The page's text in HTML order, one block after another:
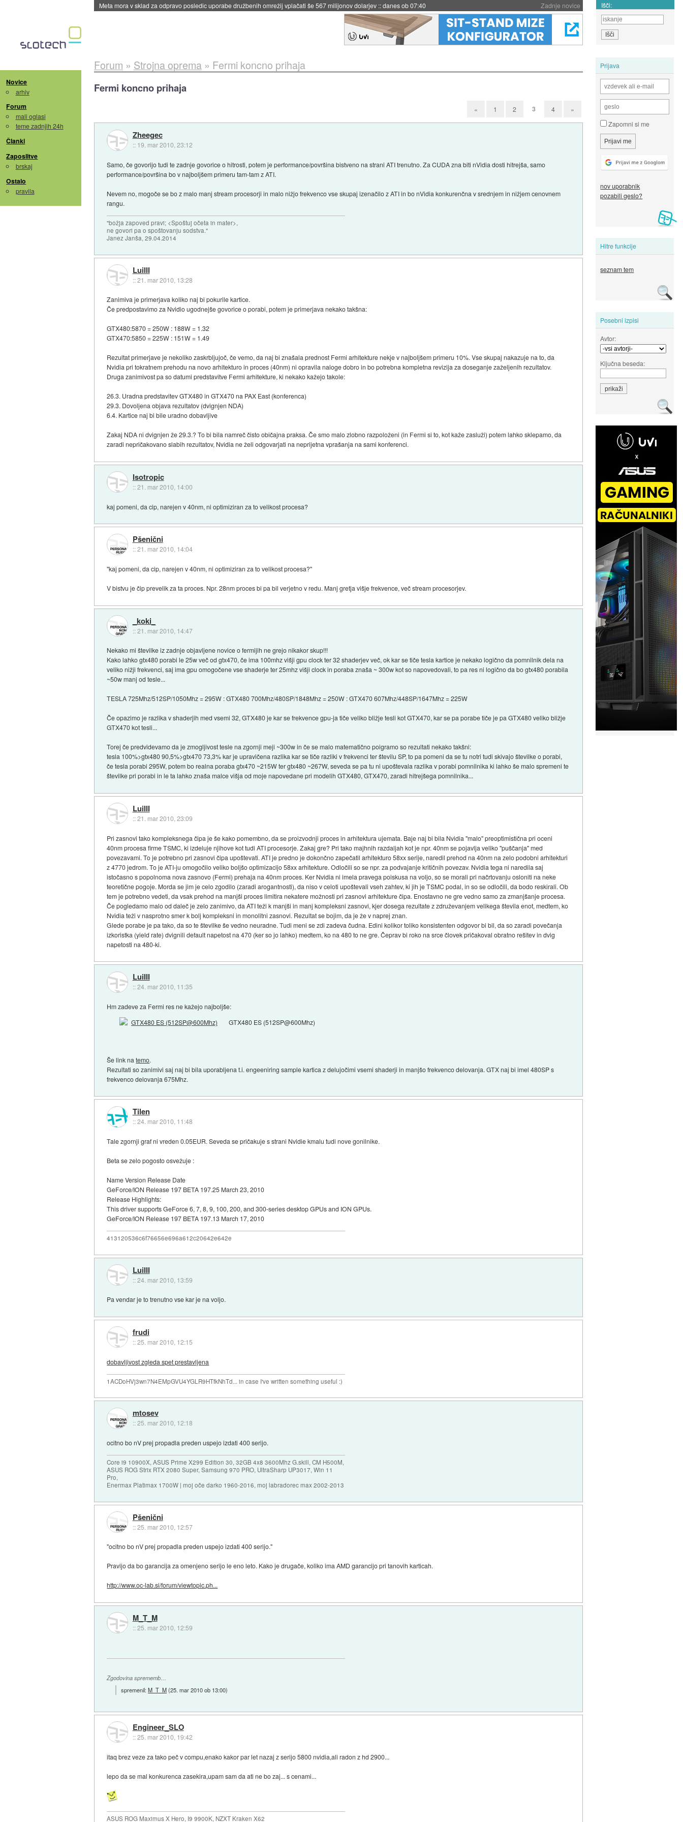
Zadnje novice
ByteDance trenira največji model umetne inteligence doslej::včeraj ob 21:37 Išči:
Novice
arhiv
Forum
mali oglasi
teme zadnjih 24h
Članki
Zaposlitve
brskaj
Ostalo
pravila
Prijava
Zapomni si me
nov uporabnik
pozabili geslo?
Hitre funkcije
seznam tem
Posebni izpisi
Avtor:
Ključna beseda:
Forum » Strojna oprema» Fermi koncno prihaja
Fermi koncno prihaja
« 1 2 3 4 »
Zheegec
:: 19. mar 2010, 23:12
Samo, če govorijo tudi te zadnje govorice o hitrosti, potem je performance/površina bistveno na strani ATI trenutno. Za CUDA zna biti nVidia dosti hitrejša, samo
performance/površina bo v najboljšem primeru tam-tam z ATI.
Nevem no, mogoče se bo z malo manj stream procesorji in malo nižjo frekvenco vse skupaj izenačilo z ATI in bo nVidia konkurenčna v srednjem in nižjem cenovnem
rangu.
"božja zapoved pravi; <Spoštuj očeta in mater>,
ne govori pa o spoštovanju sodstva."
Janez Janša, 29.04.2014
LuiIII
::21. mar 2010, 13:28
Zanimiva je primerjava koliko naj bi pokurile kartice.
Če predpostavimo za Nvidio ugodnejše govorice o porabi, potem je primerjava nekako takšna:
GTX480:5870 = 250W : 188W = 1.32
GTX470:5850 = 225W : 151W = 1.49
Rezultat primerjave je nekoliko zaskrbljujoč, če vemo, da naj bi znašala prednost Fermi arhitekture nekje v najboljšem primeru 10%. Vse skupaj nakazuje na to, da
Nvidia pri tokratnem prehodu na novo arhitekturo in proces (40nm) ni opravila naloge dobro in bo potrebna kompletna revizija za doseganje zaželjenih rezultatov.
Druga zanimivost pa so datumi predstavitve Fermi arhitekture, ki nekako kažejo takole:
26.3. Uradna predstavitev GTX480 in GTX470 na PAX East (konferenca)
29.3. Dovoljena objava rezultatov (dvignjen NDA)
6.4. Kartice naj bi bile uradno dobavljive
Zakaj NDA ni dvignjen že 29.3.? To bi bila namreč čisto običajna praksa. Če smo malo zlobno razpoloženi (in Fermi si to, kot kaže zasluži) potem lahko sklepamo, da
zaradi nepričakovano slabih rezultatov, Nvidia ne želi odgovarjati na neprijetna vprašanja na sami konferenci.
Isotropic
::21. mar 2010, 14:00
kaj pomeni, da cip, narejen v 40nm, ni optimiziran za to velikost procesa?
Pšenični
::21. mar 2010, 14:04
"kaj pomeni, da cip, narejen v 40nm, ni optimiziran za to velikost procesa?"
V bistvu je čip prevelik za ta proces. Npr. 28nm proces bi pa bil verjetno v redu. Manj gretja višje frekvence, več stream procesorjev.
_koki_
::21. mar 2010, 14:47
Nekako mi številke iz zadnje objavljene novice o fermijih ne grejo nikakor skup!!!
Kako lahko gtx480 porabi le 25w več od gtx470, če ima 100mhz višji gpu clock ter 32 shaderjev več, ok kar se tiče tesla kartice je nekako logično da pomnilnik dela na
veliko nižji frekvenci, saj ima gpu omogočene vse shaderje ter 25mhz višji clock in poraba znaša ~ 300w kot so napovedovali, to pa res ni logično da bo gtx480 porabila
~50w manj od tesle...
TESLA 725Mhz/512SP/1050Mhz = 295W : GTX480 700Mhz/480SP/1848Mhz = 250W : GTX470 607Mhz/448SP/1647Mhz = 225W
Če opazimo je razlika v shaderjih med vsemi 32, GTX480 je kar se frekvence gpu-ja tiče veliko bližje tesli kot GTX470, kar se pa porabe tiče je pa GTX480 veliko bližje
GTX470 kot tesli...
Torej če predvidevamo da je zmogljivost tesle na zgornji meji ~300w in če se malo matematično poigramo so rezultati nekako takšni:
tesla 100%>gtx480 90,5%>gtx470 73,3% kar je upravičena razlika kar se tiče razliki v frekvenci ter številu SP, to pa pomeni da se tu notri tudi skivajo številke o porabi,
če tesla porabi 295W, potem bo realna poraba gtx470 ~215W ter gtx480 ~267W, seveda se pa tu ni upoštevala razlika v porabi pomnilnika ki lahko še malo spremeni te
številke pri porabi in le ta lahko znaša malce višja od moje napovedane pri modelih GTX480, GTX470, zaradi hitrejšega pomnilnika...
LuiIII
::21. mar 2010, 23:09
Pri zasnovi tako kompleksnega čipa je še kako pomembno, da se proizvodnji proces in arhitektura ujemata. Baje naj bi bila Nvidia "malo" preoptimistična pri oceni
40nm procesa firme TSMC, ki izdeluje njihove kot tudi ATI procesorje. Zakaj gre? Pri tako majhnih razdaljah kot je npr. 40nm se pojavlja veliko "puščanja" med
povezavami. To je potrebno pri zasnovi čipa upoštevati. ATI je predno je dokončno zapečatil arhitekturo 58xx serije, naredil prehod na 40nm na zelo podobni arhitekturi
z 4770 jedrom. To je ATI-ju omogočilo veliko boljšo optimizacijo 58xx arhitekture. Odločili so se npr. za podvajanje kritičnih povezav. Nvidia tega ni naredila saj
istočasno s popolnoma nova zasnovo (Fermi) prehaja na 40nm proces. Ker Nvidia ni imela pravega poiskusa na voljo, so se morali pri načrtovanju osloniti na neke
teoretične pogoje. Morda se jim je celo zgodilo (zaradi arogantnosti), da niso v celoti upoštevali vseh zahtev, ki jih je TSMC podal, in so se odločili, da bodo reskirali. Ob
tem je potrebno vedeti, da vsak prehod na manjši proces limitira nekatere možnosti pri zasnovi arhitekture čipa. Enostavno ne gre vedno samo za zmanjšanje procesa.
Če pogledamo malo od daleč je zelo zanimivo, da ATI teži k manjši in manj kompleksni zasnovi, kjer dosega rezultate z združevanjem velikega števila enot, medtem, ko
Nvidia teži v nasprotno smer k bolj kompleksni in monolitni zasnovi. Rezultat se bojim, da je že v naprej znan.
Glede porabe je pa tako, da so te številke še vedno neuradne. Tudi meni se zdi zadeva čudna. Edini kolikor toliko konsistenten odgovor bi bil, da so zaradi povečanja
izkoristka (yield rate) dvignili default napetost na 470 (ker so jo lahko) medtem, ko na 480 to ne gre. Čeprav bi roko na srce človek pričakoval obratno rešitev in dvig
napetosti na 480-ki.
LuiIII
::24. mar 2010, 11:35
Hm zadeve za Fermi res ne kažejo najboljše:
GTX480 ES (512SP@600Mhz)
Še link natemo.
Rezultati so zanimivi saj naj bi bila uporabljena t.i. engeeniring sample kartica z delujočimi vsemi shaderji in manjšo frekvenco delovanja. GTX naj bi imel 480SP s
frekvenco delovanja 675Mhz.
Tilen
::24. mar 2010, 11:48
Tale zgornji graf ni vreden 0.05EUR. Seveda se pričakuje s strani Nvidie kmalu tudi nove gonilnike.
Beta se zelo pogosto osvežuje :
Name Version Release Date
GeForce/ION Release 197 BETA 197.25 March 23, 2010
Release Highlights:
This driver supports GeForce 6, 7, 8, 9, 100, 200, and 300-series desktop GPUs and ION GPUs.
GeForce/ION Release 197 BETA 197.13 March 17, 2010
413120536c6f76656e696a612c20642e642e
LuiIII
::24. mar 2010, 13:59
Pa vendar je to trenutno vse kar je na voljo.
frudi
::25. mar 2010, 12:15
dobavljivost zgleda spet prestavljena
1ACDoHVj3wn7N4EMpGVU4YGLR9HTfkNhTd... in case I've written something useful :)
mtosev
::25. mar 2010, 12:18
ocitno bo nV prej propadla preden uspejo izdati 400 serijo.
Core i9 10900X, ASUS Prime X299 Edition 30, 32GB 4x8 3600Mhz G.skill, CM H500M,
ASUS ROG Strix RTX 2080 Super, Samsung 970 PRO, UltraSharp UP3017, Win 11
Pro,
Enermax Platimax 1700W | moj oče darko 1960-2016, moj labradorec max 2002-2013
Pšenični
::25. mar 2010, 12:57
"ocitno bo nV prej propadla preden uspejo izdati 400 serijo."
Pravijo da bo garancija za omenjeno serijo le eno leto. Kako je drugače, koliko ima AMD garancijo pri tanovih karticah.
http://www.oc-lab.si/forum/viewtopic.ph...
M_T_M
::25. mar 2010, 12:59
Zgodovina sprememb…
spremenil:M_T_M(25. mar 2010 ob 13:00)
Engineer_SLO
::25. mar 2010, 19:42
itaq brez veze za tako peč v compu,enako kakor par let nazaj z serijo 5800 nvidia,ali radon z hd 2900...
lepo da se mal konkurenca zasekira,upam sam da ati ne bo zaj... s cenami...
ASUS ROG Maximus X Hero, I9 9900K, NZXT Kraken X62